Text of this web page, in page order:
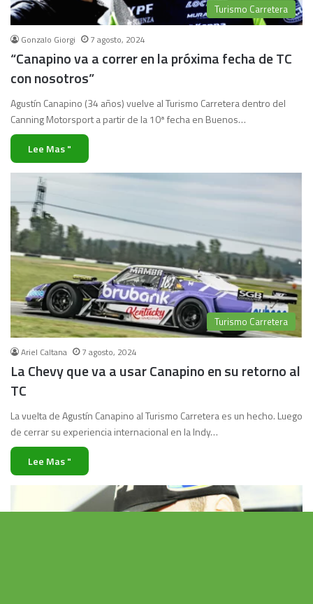
Turismo Carretera
Gonzalo Giorgi 7 agosto, 2024
“Canapino va a correr en la próxima fecha de TC
con nosotros”
Agustín Canapino (34 años) vuelve al Turismo Carretera dentro del
Canning Motorsport a partir de la 10ª fecha en Buenos…
Lee Mas "
Turismo Carretera
Ariel Caltana 7 agosto, 2024
La Chevy que va a usar Canapino en su retorno al
TC
La vuelta de Agustín Canapino al Turismo Carretera es un hecho. Luego
de cerrar su experiencia internacional en la Indy…
Lee Mas "